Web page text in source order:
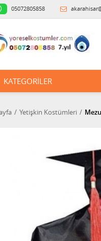
05072805858
KATEGORILER
Yetişkin Kostümleri